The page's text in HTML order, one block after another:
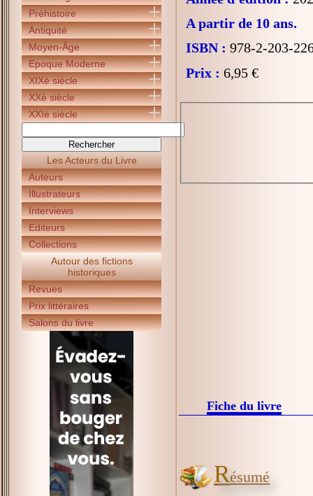
Préhistoire
Antiquité
Moyen-Âge
Epoque Moderne
XIXè siècle
XXè siècle
XXIè siècle
Les Acteurs du Livre
Auteurs
Illustrateurs
Interviews
Editeurs
Collections
Autour des fictions
historiques
Revues
Prix littéraires
Salons du livre
A partir de 10 ans.
ISBN : 978-2-203-
Prix : 6,95 €
Fiche du livre
Résumé